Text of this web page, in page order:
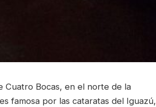
Cuatro Bocas, en el norte de la
famosa por las cataratas del Iguazú,